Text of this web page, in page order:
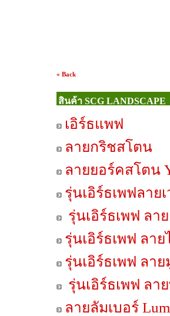
« Back
สินค้า SCG LANDSCAPE
เอิร์ธแพฟ
ลายกริชสโตน
ลายยอร์คสโตน
รุ่นเอิร์ธเพฟลายเ
รุ่นเอิร์ธเพฟ ลา
รุ่นเอิร์ธเพฟ ลาย
รุ่นเอิร์ธเพฟ ลาย
รุ่นเอิร์ธเพฟ ลา
ลายลัมเบอร์